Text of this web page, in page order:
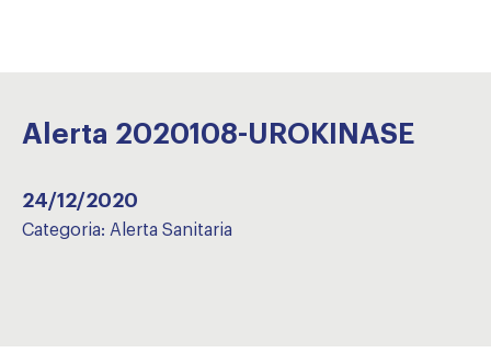
Alerta 2020108-UROKINASE
24/12/2020
Categoria: Alerta Sanitaria